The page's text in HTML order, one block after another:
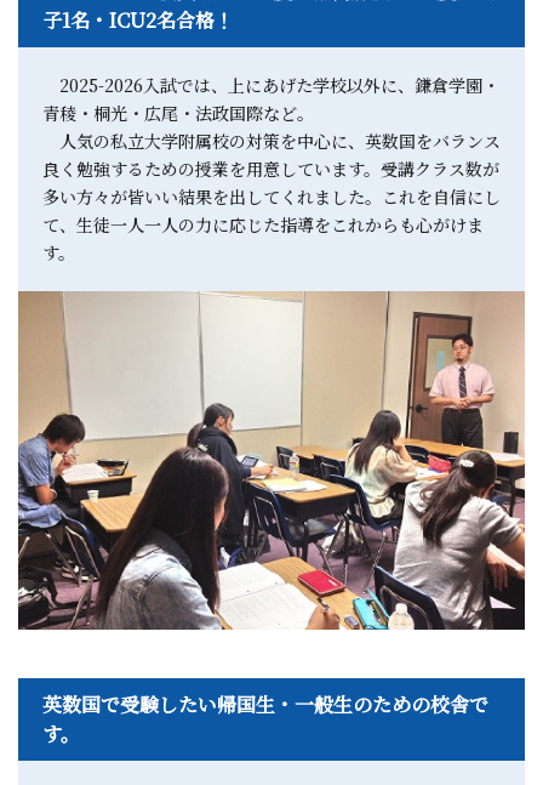
子1名・ICU2名合格！
2025-2026入試では、上にあげた学校以外に、鎌倉学園・
青稜・桐光・広尾・法政国際など。
人気の私立大学附属校の対策を中心に、英数国をバランス
良く勉強するための授業を用意しています。受講クラス数が
多い方々が皆いい結果を出してくれました。これを自信にし
て、生徒一人一人の力に応じた指導をこれからも心がけま
す。
英数国で受験したい帰国生・一般生のための校舎で
す。